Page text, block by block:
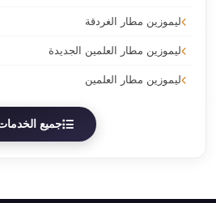
ليموزين مطار الغردقة
ليموزين مطار العلمين الجديدة
ليموزين مطار العلمين
جميع الخدمات